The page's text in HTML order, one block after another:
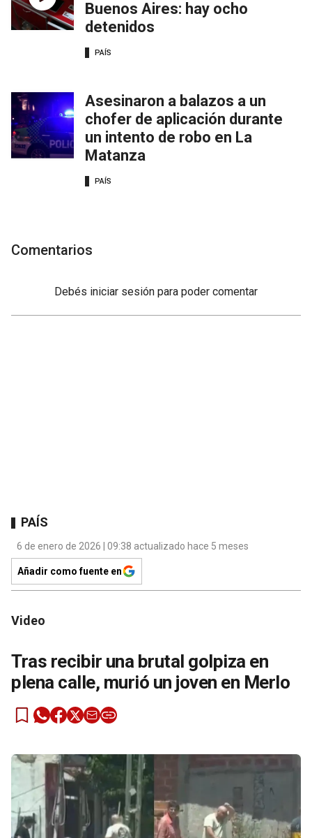
Buenos Aires: hay ocho
detenidos
PAÍS
Asesinaron a balazos a un
chofer de aplicación durante
un intento de robo en La
Matanza
PAÍS
Comentarios
Debés iniciar sesión para poder comentar
PAÍS
6 de enero de 2026 | 09:38 actualizado hace 5 meses
Añadir como fuente en
Video
Tras recibir una brutal golpiza en
plena calle, murió un joven en Merlo